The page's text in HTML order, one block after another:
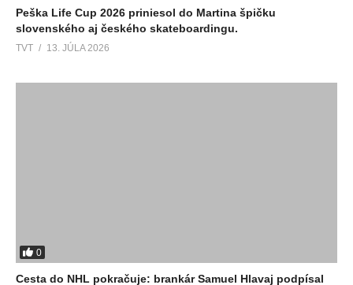
Peška Life Cup 2026 priniesol do Martina špičku
slovenského aj českého skateboardingu.
TVT 13. JÚLA 2026
0
Cesta do NHL pokračuje: brankár Samuel Hlavaj podpísal